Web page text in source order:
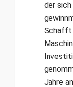
der sich
Schafft
Jahre